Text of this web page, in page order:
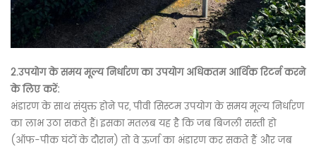
2.उपयोग के समय मूल्य निर्धारण का उपयोगअधिकतमआर्थिक रिटर्न करने
के लिए करें:
भंडारण के साथ संयुक्त होने पर, पीवी सिस्टम उपयोग के समय मूल्य निर्धारण
का लाभ उठा सकते हैं। इसका मतलब यह है कि जब बिजली सस्ती हो
(ऑफ-पीक घंटों के दौरान) तो वे ऊर्जा का भंडारण कर सकते हैं और जब